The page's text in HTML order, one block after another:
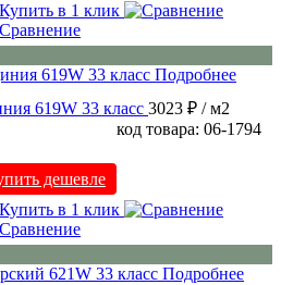
Купить в 1 клик
Сравнение
Подробнее
619W 33 класс 3023 ₽ / м2
код товара: 06-1794
дешевле
Купить в 1 клик
Сравнение
Подробнее